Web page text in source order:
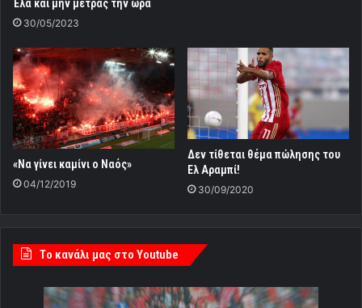
Έλα και μην μετράς την ώρα
30/05/2023
«Να γίνει καμίνι ο Ναός»
04/12/2019
Δεν τίθεται θέμα πώλησης του
Ελ Αραμπί!
30/09/2020
Tο κανάλι μας στο Youtube